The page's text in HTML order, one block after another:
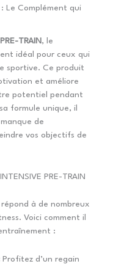
: Le Complément qui
TRAIN , le
idéal pour ceux qui
sportive. Ce produit
et améliore
potentiel pendant
formule unique, il
de
vos objectifs de
PRE-TRAIN
répond à de nombreux
Voici comment il
:
Profitez d’un regain